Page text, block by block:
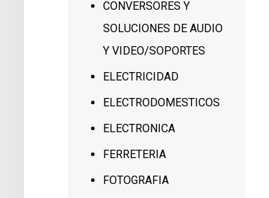
CONVERSORES Y
SOLUCIONES DE AUDIO
Y VIDEO/SOPORTES
ELECTRICIDAD
ELECTRODOMESTICOS
ELECTRONICA
FERRETERIA
FOTOGRAFIA